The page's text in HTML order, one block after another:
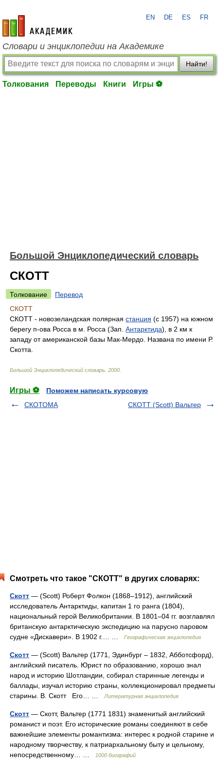
academic.ru
EN DE ES FR
Словари и энциклопедии на Академике
Найти!
Толкования Переводы Книги Игры ⚽
Большой Энциклопедический словарь
СКОТТ
Толкование
Перевод
СКОТТ
СКОТТ - новозеландская полярная станция (с 1957) на южном
берегу п-ова Росса в м. Росса (Зап. Антарктида), в 2 км к
западу от американской базы Мак-Мердо. Названа по имени Р.
Скотта.
Большой Энциклопедический словарь 2000
Игры ⚽
Поможем написать курсовую
СКОТОМА
СКОТТ (Scott) Вальтер
Смотреть что такое "СКОТТ" в других словарях:
Скотт — (Scott) Роберт Фолкон (1868–1912), английский
исследователь Антарктиды, капитан 1 го ранга (1804),
национальный герой Великобритании. В 1801–04 гг. возглавлял
британскую антарктическую экспедицию на парусно паровом
судне «Дискавери». В 1902 г.… …
Географическая энциклопедия
Скотт — (Scott) Вальтер (1771, Эдинбург – 1832, Абботсфорд),
английский писатель. Юрист по образованию, хорошо знал
народ и историю Шотландии, собирал старинные легенды и
баллады, изучал историю страны, коллекционировал предметы
старины. В. Скотт Его… …
Литературная энциклопедия
Скотт — Скотт, Вальтер (1771 1831) знаменитый английский
романист и поэт. Его исторические романы соединяют в себе
важнейшие элементы романтизма: интерес к родной старине и
народному творчеству, к патриархальному быту и цельному,
непосредственному… …
1000 биографий